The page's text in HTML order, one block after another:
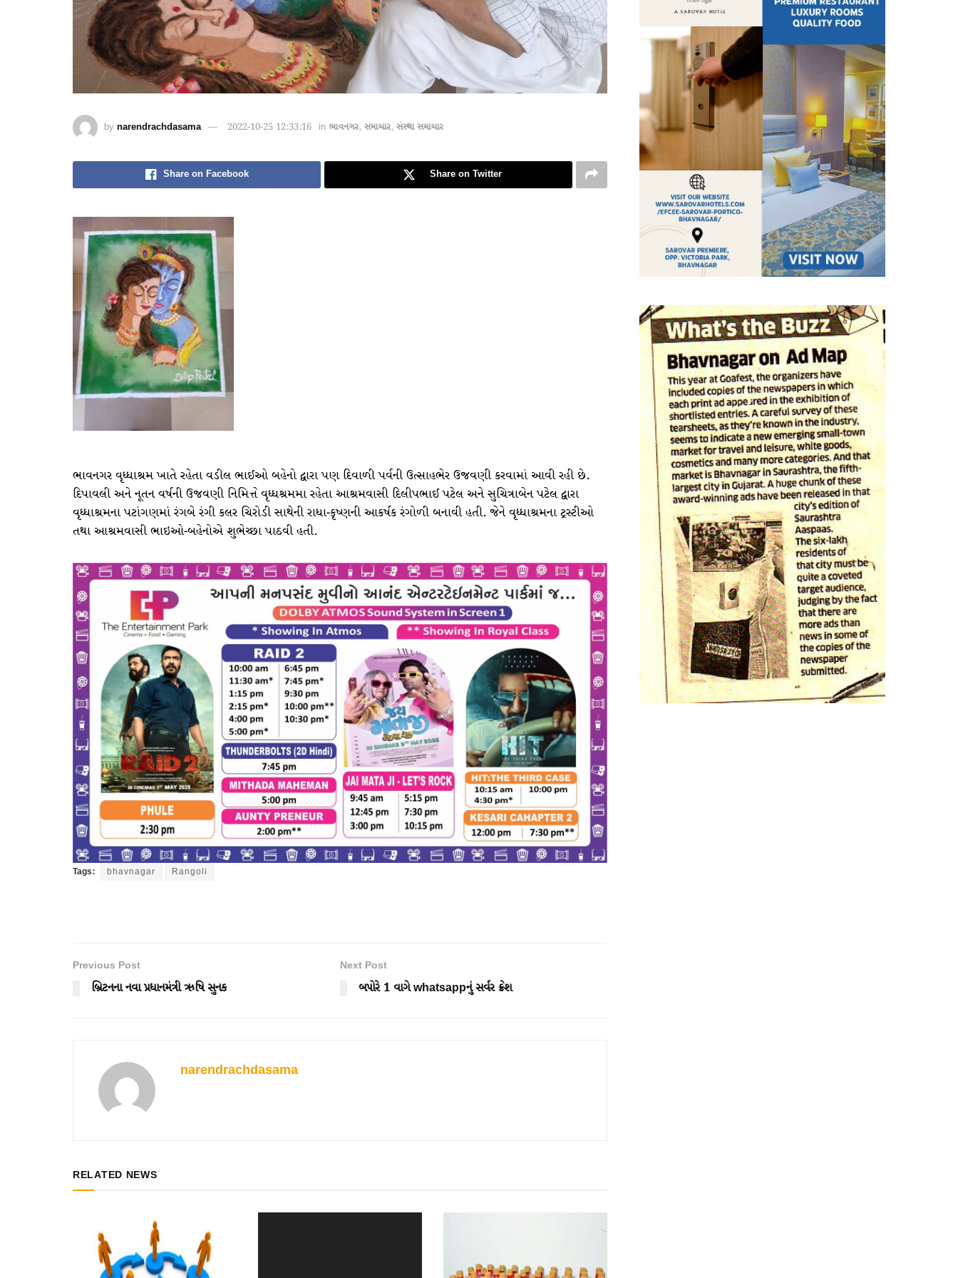
by narendrachdasama 2022-10-25 12:33:16 in ભાવનગર, સમાચાર, સંસ્થા સમાચાર
Share on Facebook Share on Twitter
ભાવનગર વૃધ્ધાશ્રમ ખાતે રહેતા વડીલ ભાઈઓ બહેનો દ્વારા પણ દિવાળી પર્વની ઉત્સાહભેર ઉજવણી કરવામાં આવી રહી છે.
દિપાવલી અને નૂતન વર્ષની ઉજવણી નિમિત્તે વૃધ્ધશ્રમમા રહેતા આશ્રમવાસી દિલીપભાઈ પટેલ અને સુચિત્રાબેન પટેલ દ્વારા
વૃધ્ધાશ્રમના પટાંગણમાં રંગબે રંગી કલર ચિરોડી સાથેની રાધા-કૃષ્ણની આકર્ષક રંગોળી બનાવી હતી. જેને વૃધ્ધાશ્રમના ટ્રસ્ટીઓ
તથા આશ્રમવાસી ભાઇઓ-બહેનોએ શુભેચ્છા પાઠવી હતી.
Tags: bhavnagar Rangoli
Previous Post
બ્રિટનના નવા પ્રધાનમંત્રી ઋષિ સુનક
Next Post
બપોરે 1 વાગે whatsappનું સર્વર ક્રેશ
narendrachdasama
RELATED NEWS